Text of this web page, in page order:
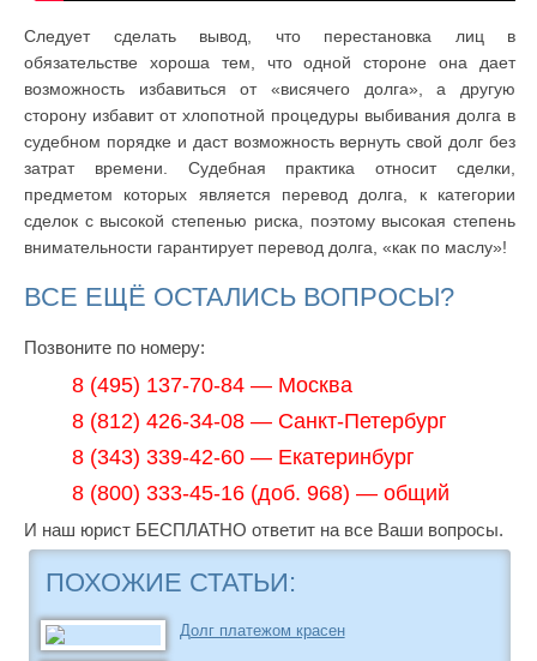
Следует сделать вывод, что перестановка лиц в
обязательстве хороша тем, что одной стороне она дает
возможность избавиться от «висячего долга», а другую
сторону избавит от хлопотной процедуры выбивания долга в
судебном порядке и даст возможность вернуть свой долг без
затрат времени. Судебная практика относит сделки,
предметом которых является перевод долга, к категории
сделок с высокой степенью риска, поэтому высокая степень
внимательности гарантирует перевод долга, «как по маслу»!
ВСЕ ЕЩЁ ОСТАЛИСЬ ВОПРОСЫ?
Позвоните по номеру:
8 (495) 137-70-84 — Москва
8 (812) 426-34-08 — Санкт-Петербург
8 (343) 339-42-60 — Екатеринбург
8 (800) 333-45-16 (доб. 968) — общий
И наш юрист БЕСПЛАТНО ответит на все Ваши вопросы.
ПОХОЖИЕ СТАТЬИ:
Долг платежом красен